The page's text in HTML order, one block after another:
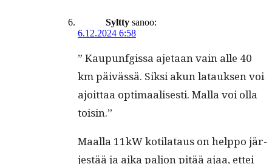
Syltty sanoo:
6.12.2024 6:58
” Kaupun­fgis­sa aje­taan vain alle 40
km päivässä. Sik­si akun latauk­sen voi
ajoit­taa opti­maalis­es­ti. Mal­la voi olla
toisin.”
Maal­la 11kW koti­lataus on help­po jär­
jestää ja aika paljon pitää ajaa, ettei